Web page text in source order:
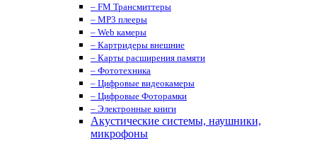
– FM Трансмиттеры
– MP3 плееры
– Web камеры
– Картридеры внешние
– Карты расширения памяти
– Фототехника
– Цифровые видеокамеры
– Цифровые Фоторамки
– Электронные книги
Акустические системы, наушники,
микрофоны